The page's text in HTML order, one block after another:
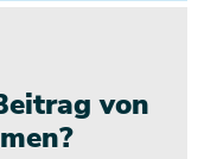
von